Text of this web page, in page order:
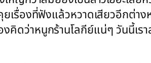
รื่องที่ฟังแล้วหวาดเสียวอีกต่า
ดว่าหนูกร้านโลกีย์แน่ๆ วันนี้เร